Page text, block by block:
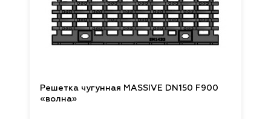
Решетка чугунная MASSIVE DN150 F900
«волна»